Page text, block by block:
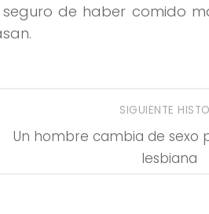
de haber comido
SIGUIENTE
Un hombre cambia de sexo
lesbiana